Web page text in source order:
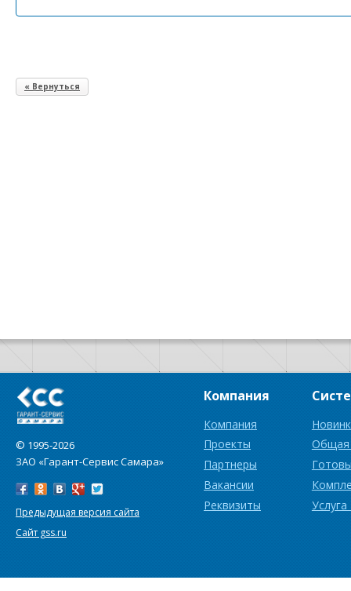
« Вернуться
© 1995-2026
ЗАО «Гарант-Сервис Самара»
Предыдущая версия сайта
Сайт gss.ru
Компания
Компания
Проекты
Партнеры
Вакансии
Реквизиты
Общая